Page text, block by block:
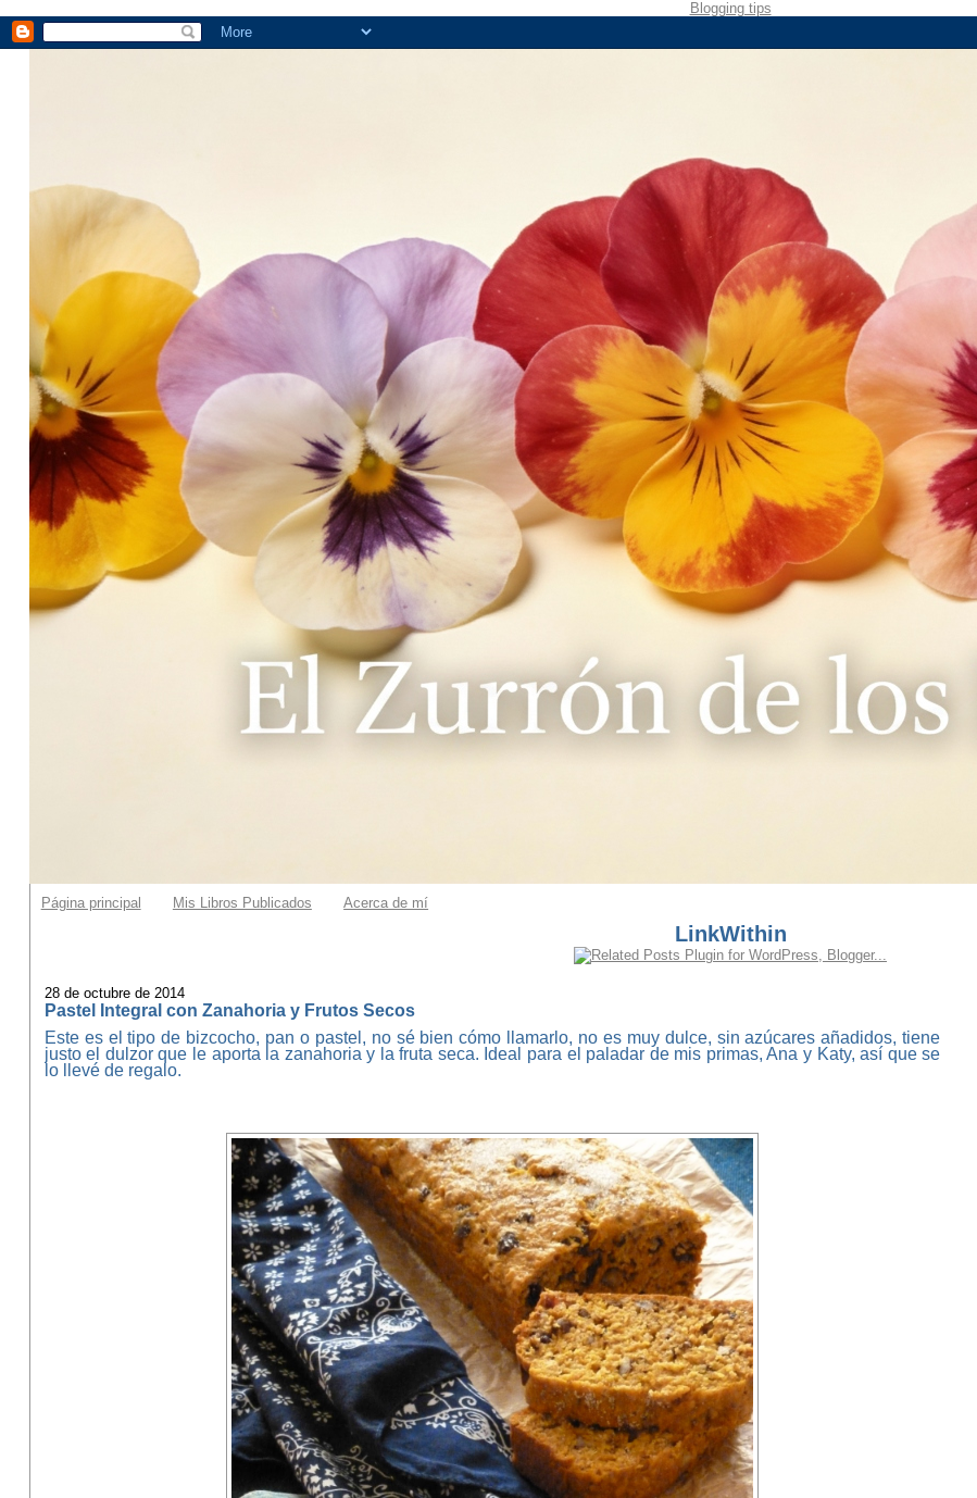
Blogging tips
Página principal Mis Libros Publicados Acerca de mí
LinkWithin
28 de octubre de 2014
Pastel Integral con Zanahoria y Frutos Secos
Este es el tipo de bizcocho, pan o pastel, no sé bien cómo llamarlo, no es muy dulce, sin azúcares añadidos, tiene
justo el dulzor que le aporta la zanahoria y la fruta seca. Ideal para el paladar de mis primas, Ana y Katy, así que se
lo llevé de regalo.